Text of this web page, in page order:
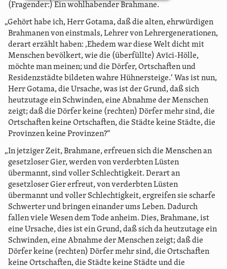
(Fragender:) Ein wohlhabender Brahmane.
„Gehört habe ich, Herr Gotama, daß die alten, ehrwürdigen
Brahmanen von einstmals, Lehrer von Lehrergenerationen,
derart erzählt haben: ‚Ehedem war diese Welt dicht mit
Menschen bevölkert, wie die (überfüllte) Avīci-Hölle,
möchte man meinen; und die Dörfer, Ortschaften und
Residenzstädte bildeten wahre Hühnersteige.‘ Was ist nun,
Herr Gotama, die Ursache, was ist der Grund, daß sich
heutzutage ein Schwinden, eine Abnahme der Menschen
zeigt; daß die Dörfer keine (rechten) Dörfer mehr sind, die
Ortschaften keine Ortschaften, die Städte keine Städte, die
Provinzen keine Provinzen?“
„In jetziger Zeit, Brahmane, erfreuen sich die Menschen an
gesetzloser Gier, werden von verderbten Lüsten
übermannt, sind voller Schlechtigkeit. Derart an
gesetzloser Gier erfreut, von verderbten Lüsten
übermannt und voller Schlechtigkeit, ergreifen sie scharfe
Schwerter und bringen einander ums Leben. Dadurch
fallen viele Wesen dem Tode anheim. Dies, Brahmane, ist
eine Ursache, dies ist ein Grund, daß sich da heutzutage ein
Schwinden, eine Abnahme der Menschen zeigt; daß die
Dörfer keine (rechten) Dörfer mehr sind, die Ortschaften
keine Ortschaften, die Städte keine Städte und die